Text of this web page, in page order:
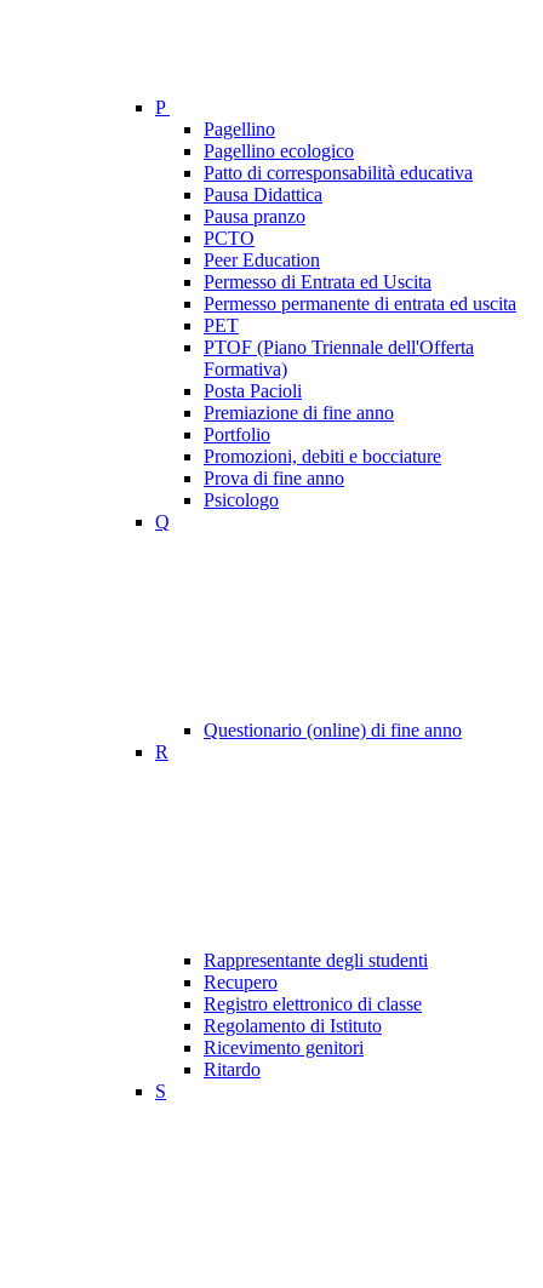
P
Pagellino
Pagellino ecologico
Patto di corresponsabilità educativa
Pausa Didattica
Pausa pranzo
PCTO
Peer Education
Permesso di Entrata ed Uscita
Permesso permanente di entrata ed uscita
PET
PTOF (Piano Triennale dell'Offerta
Formativa)
Posta Pacioli
Premiazione di fine anno
Portfolio
Promozioni, debiti e bocciature
Prova di fine anno
Psicologo
Q
Questionario (online) di fine anno
R
Rappresentante degli studenti
Recupero
Registro elettronico di classe
Regolamento di Istituto
Ricevimento genitori
Ritardo
S